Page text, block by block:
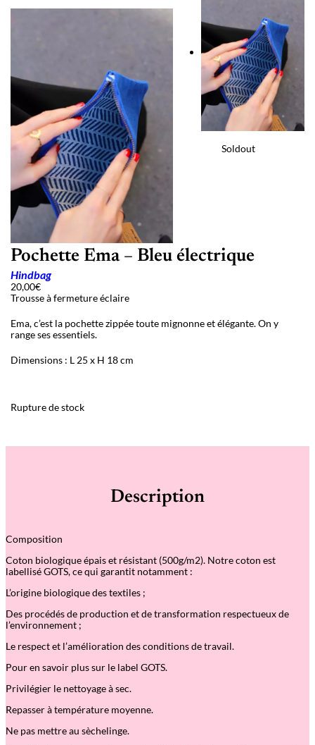
Soldout
Pochette Ema – Bleu électrique
Hindbag
20,00€
Trousse à fermeture éclaire
Ema, c’est la pochette zippée toute mignonne et élégante. On y
range ses essentiels.
Dimensions : L 25 x H 18 cm
Rupture de stock
Description
Composition
Coton biologique épais et résistant (500g/m2). Notre coton est
labellisé GOTS, ce qui garantit notamment :
L’origine biologique des textiles ;
Des procédés de production et de transformation respectueux de
l’environnement ;
Le respect et l’amélioration des conditions de travail.
Pour en savoir plus sur le label GOTS.
Privilégier le nettoyage à sec.
Repasser à température moyenne.
Ne pas mettre au sèchelinge.